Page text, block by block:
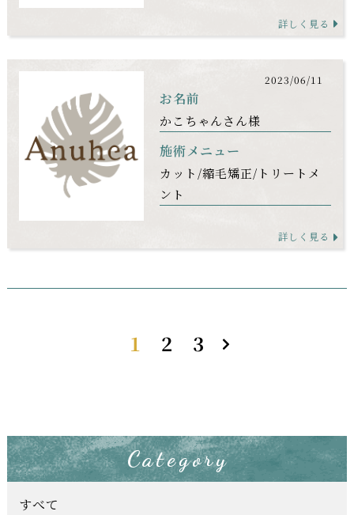
詳しく見る
2023/06/11
お名前
かこちゃんさん様
施術メニュー
カット 縮毛矯正 トリートメ
ント
詳しく見る
1 2 3
Category
すべて